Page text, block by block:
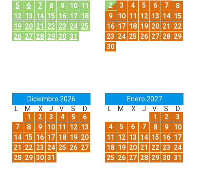
5
6 7 8 9 10 11
12 13 14 15 16 17 18
19 20 21 22 23 24 25
26 27 28 29 30 31
2
3 4 5 6 7
8
9
10 11 12 13 14 15
16 17 18 19 20 21
22
23 24 25 26 27 28 29
30
Diciembre 2026
L
M X J V S
D
1
2 3 4 5
6
7
8 9 10 11 12 13
14 15 16 17 18 19 20
21
22 23 24 25 26 27
28 29 30 31
Enero 2027
L
M X J V S
D
1
2
3
4
5 6 7 8 9
10
11
12 13 14 15 16 17
18 19 20 21 22 23 24
25 26 27 28 29 30 31